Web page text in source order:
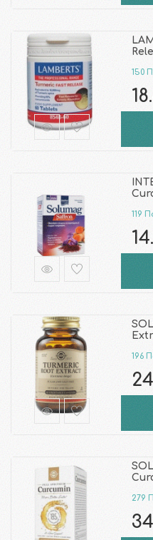
150
119
196
279